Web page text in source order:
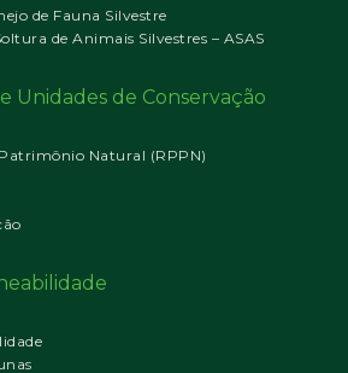
de Fauna Silvestre
de Animais Silvestres – ASAS
Unidades de Conservação
Natural (RPPN)